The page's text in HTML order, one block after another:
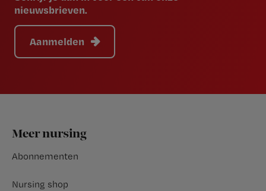
nieuwsbrieven.
Aanmelden
Footer
Meer nursing
Abonnementen
Nursing shop